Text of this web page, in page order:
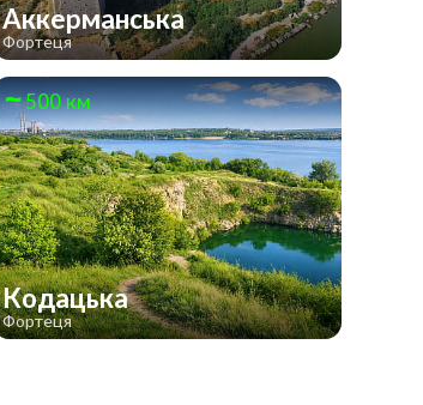
Аккерманська
Фортеця
500 км
Кодацька
Фортеця